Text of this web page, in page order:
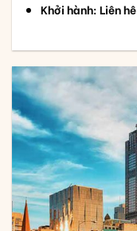
Khởi hành: Liên hê